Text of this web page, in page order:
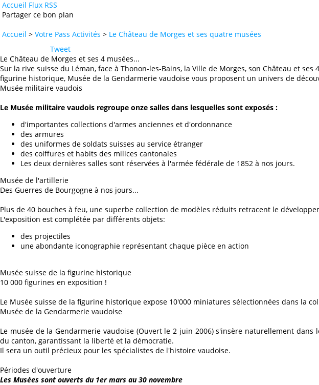
Accueil Flux RSS
Partager ce bon plan
Accueil > Votre Pass Activités > Le Château de Morges et ses quatre musées
Tweet
Le Château de Morges et ses 4 musées...
Sur la rive suisse du Léman, face à Thonon-les-Bains, la Ville de Morges, son Château et
figurine historique, Musée de la Gendarmerie vaudoise vous proposent un univers de
Musée militaire vaudois
Le Musée militaire vaudois regroupe onze salles dans lesquelles sont exposés :
d'importantes collections d'armes anciennes et d'ordonnance
des armures
des uniformes de soldats suisses au service étranger
des coiffures et habits des milices cantonales
Les deux dernières salles sont réservées à l'armée fédérale de 1852 à nos jours.
Musée de l'artillerie
Des Guerres de Bourgogne à nos jours...
Plus de 40 bouches à feu, une superbe collection de modèles réduits retracent le
L'exposition est complétée par différents objets:
des projectiles
une abondante iconographie représentant chaque pièce en action
Musée suisse de la figurine historique
10 000 figurines en exposition !
Le Musée suisse de la figurine historique expose 10'000 miniatures sélectionnées dans la
Musée de la Gendarmerie vaudoise
Le musée de la Gendarmerie vaudoise (Ouvert le 2 juin 2006) s'insère naturellement
du canton, garantissant la liberté et la démocratie.
Il sera un outil précieux pour les spécialistes de l'histoire vaudoise.
Périodes d'ouverture
Les Musées sont ouverts du 1er mars au 30 novembre